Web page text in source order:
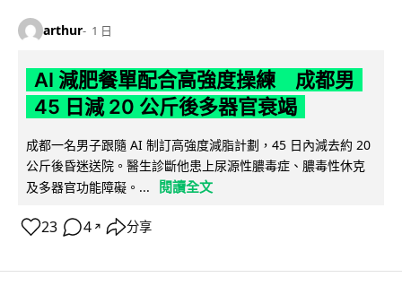
arthur 1 日
AI 減肥餐單配合高強度操練 成都男
45 日減 20 公斤後多器官衰竭
成都一名男子跟隨 AI 制訂高強度減脂計劃，45 日內減去約 20
公斤後昏迷送院。醫生診斷他患上尿源性膿毒症、膿毒性休克
及多器官功能障礙。...
閱讀全文
23 4 ↗ 分享